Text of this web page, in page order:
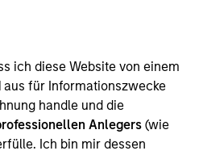
ich diese Website von einem
aus für Informationszwecke
handle und die
Anlegers(wie
Ich bin mir dessen